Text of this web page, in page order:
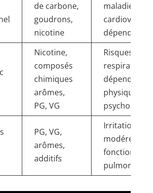
de carbone,
goudrons,
nicotine
maladies
dépendance
Nicotine,
composés
chimiques
arômes,
PG, VG
Risques
dépendance
physique et
PG, VG,
arômes,
additifs
Irritations,
modéré
fonction
pulmonaire